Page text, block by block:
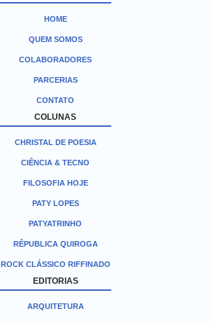
HOME
QUEM SOMOS
COLABORADORES
PARCERIAS
CONTATO
COLUNAS
CHRISTAL DE POESIA
CIÊNCIA & TECNO
FILOSOFIA HOJE
PATY LOPES
PATYATRINHO
RÊPUBLICA QUIROGA
ROCK CLÁSSICO RIFFINADO
EDITORIAS
ARQUITETURA